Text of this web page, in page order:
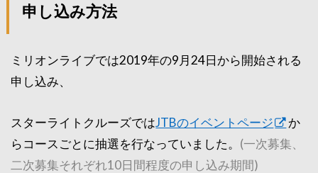
申し込み方法
ミリオンライブでは2019年の9月24日から開始される
申し込み、
スターライトクルーズではJTBのイベントページ
か
らコースごとに抽選を行なっていました。 (一次募集、
二次募集それぞれ10日間程度の申し込み期間)